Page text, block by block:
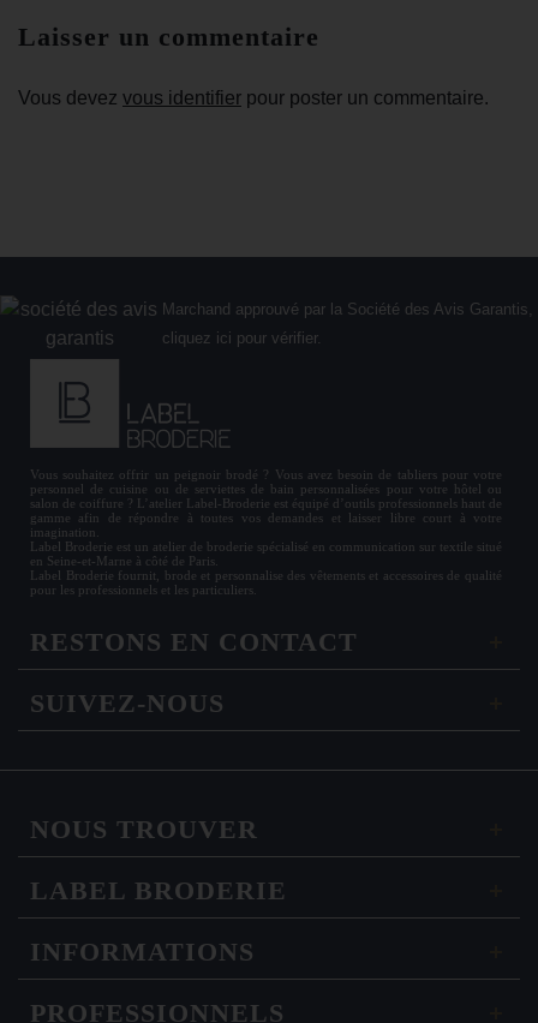
Laisser un commentaire
Vous devez vous identifier pour poster un commentaire.
Marchand approuvé par la Société des Avis Garantis,
cliquez ici pour vérifier.
Vous souhaitez offrir un peignoir brodé ? Vous avez besoin de tabliers pour votre
personnel de cuisine ou de serviettes de bain personnalisées pour votre hôtel ou
salon de coiffure ? L’atelier Label-Broderie est équipé d’outils professionnels haut de
gamme afin de répondre à toutes vos demandes et laisser libre court à votre
imagination.
Label Broderie est un atelier de broderie spécialisé en communication sur textile situé
en Seine-et-Marne à côté de Paris.
Label Broderie fournit, brode et personnalise des vêtements et accessoires de qualité
pour les professionnels et les particuliers.
RESTONS EN CONTACT
SUIVEZ-NOUS
NOUS TROUVER
LABEL BRODERIE
INFORMATIONS
PROFESSIONNELS